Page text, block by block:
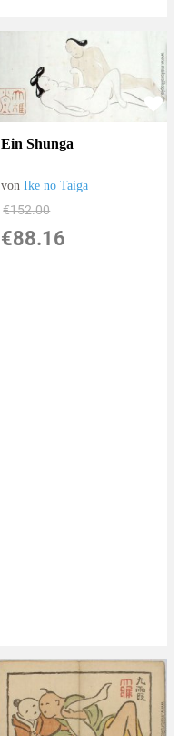
Ein Shunga
vonIke no Taiga
€152.00
€88.16